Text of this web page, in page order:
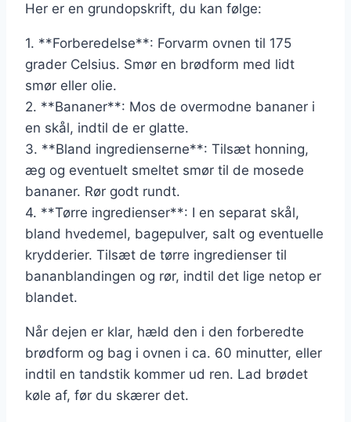
Her er en grundopskrift, du kan følge:
1. **Forberedelse**: Forvarm ovnen til 175
grader Celsius. Smør en brødform med lidt
smør eller olie.
2. **Bananer**: Mos de overmodne bananer i
en skål, indtil de er glatte.
3. **Bland ingredienserne**: Tilsæt honning,
æg og eventuelt smeltet smør til de mosede
bananer. Rør godt rundt.
4. **Tørre ingredienser**: I en separat skål,
bland hvedemel, bagepulver, salt og eventuelle
krydderier. Tilsæt de tørre ingredienser til
bananblandingen og rør, indtil det lige netop er
blandet.
Når dejen er klar, hæld den i den forberedte
brødform og bag i ovnen i ca. 60 minutter, eller
indtil en tandstik kommer ud ren. Lad brødet
køle af, før du skærer det.